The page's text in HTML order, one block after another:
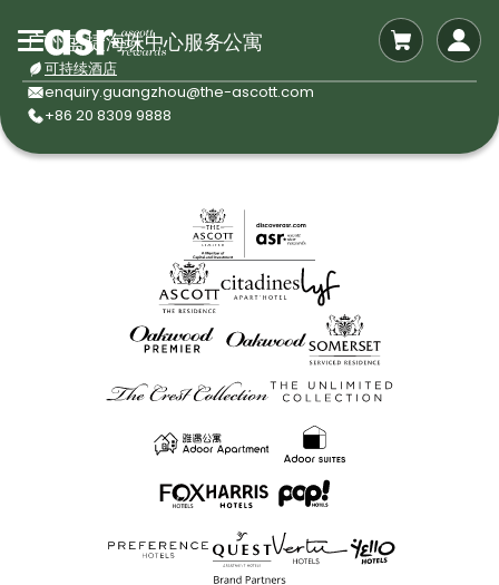
广州盛捷海珠中心服务公寓
可持续酒店
enquiry.guangzhou@the-ascott.com
+86 20 8309 9888